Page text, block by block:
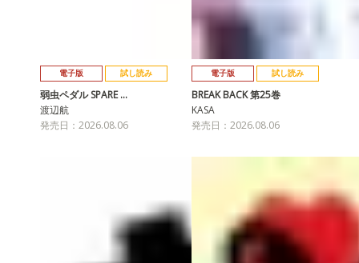
電子版 試し読み
弱虫ペダル SPARE …
渡辺航
発売日：2026.08.06
電子版 試し読み
BREAK BACK 第25巻
KASA
発売日：2026.08.06